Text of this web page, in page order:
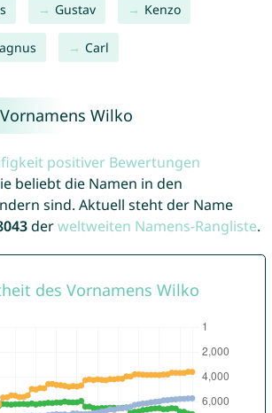
Gustav Kenzo
Carl
Wilko
positiver Bewertungen
beliebt die Namen in den
sind. Aktuell steht der Name
derweltweiten Namens-Rangliste.